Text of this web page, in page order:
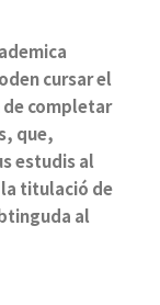
cursar el
de completar
que,
estudis al
titulació de
al